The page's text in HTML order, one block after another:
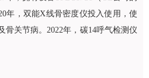
年，双能X线骨密度仪投入使用，使
骨关节病。2022年，碳14呼气检测仪